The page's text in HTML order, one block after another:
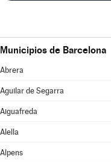
Municipios de Barcelona
Abrera
Aguilar de Segarra
Aiguafreda
Alella
Alpens